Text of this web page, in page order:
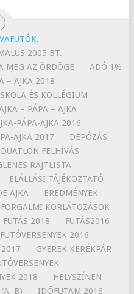
.
2005 BT.
MEG AZ ÖRDÖGE
ADÓ 1%
– AJKA 2018
ÉS KOLLÉGIUM
– PÁPA – AJKA
PÁPA-AJKA 2016
AJKA 2017
DEPÓZÁS
DUATLON FELHÍVÁS
RAJTLISTA
ELÁLLÁSI TÁJÉKOZTATÓ
AJKA
EREDMÉNYEK
FORGALMI KORLÁTOZÁSOK
FUTÁS 2018
FUTÁS2016
2016
2017
GYEREK KERÉKPÁR
2018
HELYSZÍNEN
B)
IDŐFUTAM 2016